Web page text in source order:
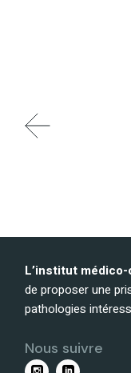
L’institut
de proposer une
pathologies
Nous suivre